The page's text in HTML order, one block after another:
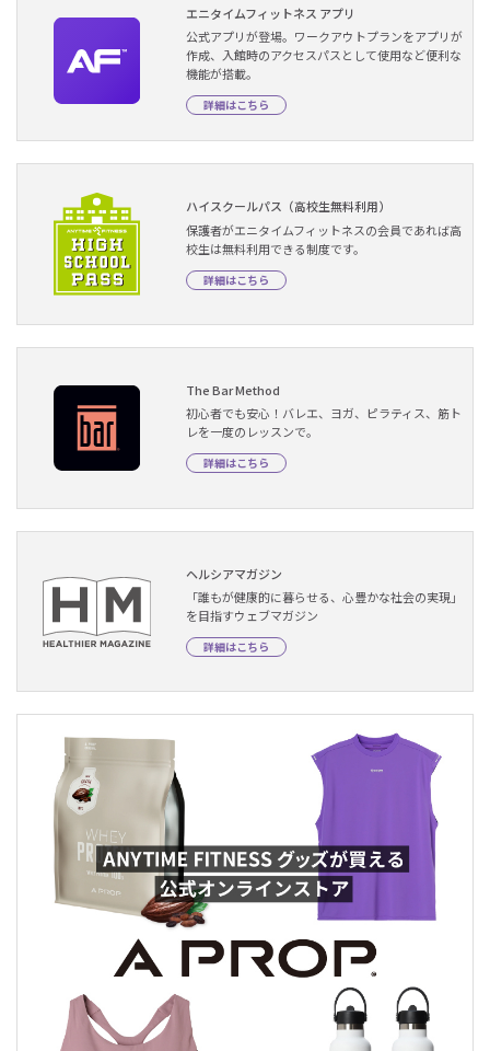
エニタイムフィットネス アプリ
公式アプリが登場。ワークアウトプランをアプリが
作成、入館時のアクセスパスとして使用など便利な
機能が搭載。
詳細はこちら
ハイスクールパス（高校生無料利用）
保護者がエニタイムフィットネスの会員であれば高
校生は無料利用できる制度です。
詳細はこちら
The Bar Method
初心者でも安心！バレエ、ヨガ、ピラティス、筋ト
レを一度のレッスンで。
詳細はこちら
ヘルシアマガジン
「誰もが健康的に暮らせる、心豊かな社会の実現」
を目指すウェブマガジン
詳細はこちら